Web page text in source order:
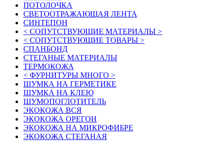
ПОТОЛОЧКА
СВЕТООТРАЖАЮЩАЯ ЛЕНТА
СИНТЕПОН
< СОПУТСТВУЮЩИЕ МАТЕРИАЛЫ >
< СОПУТСТВУЮЩИЕ ТОВАРЫ >
СПАНБОНД
СТЕГАНЫЕ МАТЕРИАЛЫ
ТЕРМОКОЖА
< ФУРНИТУРЫ МНОГО >
ШУМКА НА ГЕРМЕТИКЕ
ШУМКА НА КЛЕЮ
ШУМОПОГЛОТИТЕЛЬ
ЭКОКОЖА ВСЯ
ЭКОКОЖА ОРЕГОН
ЭКОКОЖА НА МИКРОФИБРЕ
ЭКОКОЖА СТЕГАНАЯ